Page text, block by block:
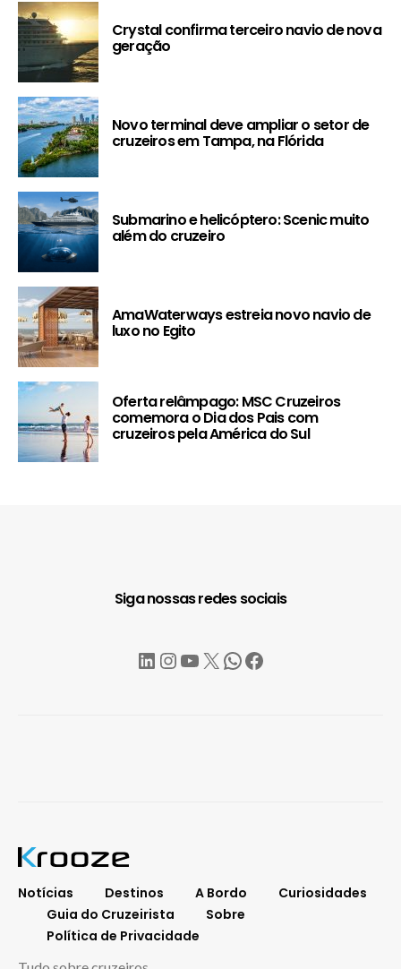
Crystal confirma terceiro navio de nova
geração
Novo terminal deve ampliar o setor de
cruzeiros em Tampa, na Flórida
Submarino e helicóptero: Scenic muito
além do cruzeiro
AmaWaterways estreia novo navio de
luxo no Egito
Oferta relâmpago: MSC Cruzeiros
comemora o Dia dos Pais com
cruzeiros pela América do Sul
Siga nossas redes sociais
LinkedIn
Instagram
YouTube
X WhatsApp
Facebook
Notícias Destinos A Bordo
Curiosidades
Guia do Cruzeirista
Sobre
Política de Privacidade